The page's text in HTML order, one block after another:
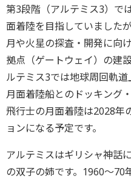
第3段階（アルテミス3）で
面着陸を目指していました
月や火星の探査・開発に向
拠点（ゲートウェイ）の建
ルテミス3では地球周回軌道
月面着陸船とのドッキング
飛行士の月面着陸は2028年
ョンになる予定です。
アルテミスはギリシャ神話
の双子の姉です。1960～70